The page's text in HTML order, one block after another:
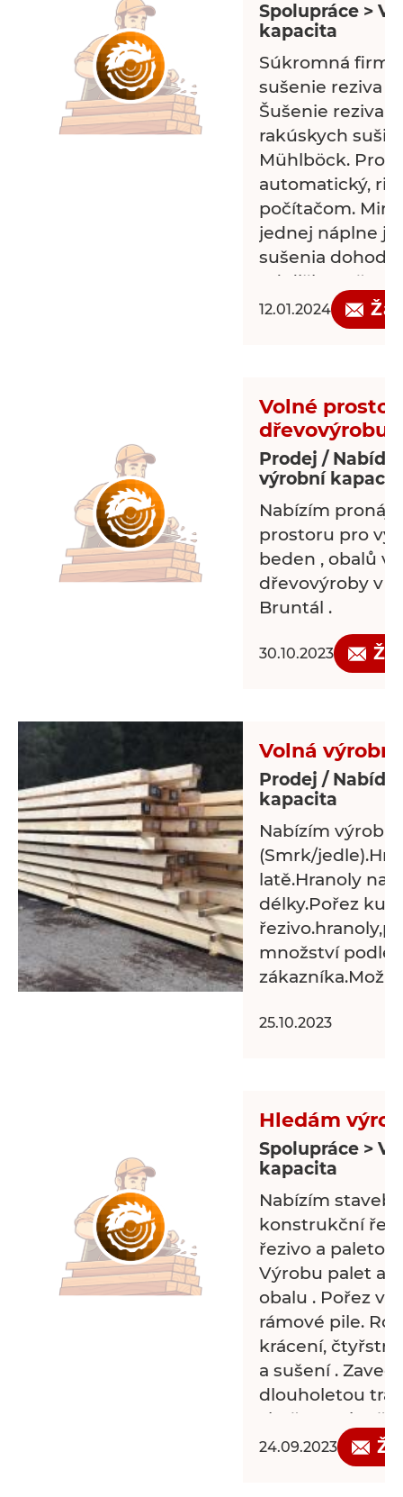
Spolupráce >
kapacita
Súkromná
sušenie reziva
Šušenie reziva
rakúskych
Mühlböck.
automatický,
počítačom.
jednej náplne je
sušenia
od dlžky
12.01.2024
Volné
dřevovýrobu
Prodej /
výrobní
Nabízím
prostoru pro
beden , obalů v
dřevovýroby v
Bruntál .
30.10.2023
Volná
Prodej /
kapacita
Nabízím výrobu
(Smrk/
latě.Hranoly na
délky.Pořez
množství podle
25.10.2023
Hledám
Spolupráce >
kapacita
Nabízím
konstrukční
řezivo a
Výrobu palet a
obalu . Pořez
rámové pile.
krácení,
a sušení .
dlouholetou
zkušenosti.
24.09.2023